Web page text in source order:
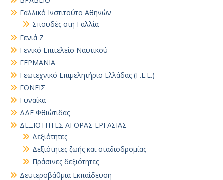
Γαλλικό Ινστιτούτο Αθηνών
Σπουδές στη Γαλλία
Γενιά Ζ
Γενικό Επιτελείο Ναυτικού
ΓΕΡΜΑΝΙΑ
Γεωτεχνικό Επιμελητήριο Ελλάδας (Γ.Ε.Ε.)
ΓΟΝΕΙΣ
Γυναίκα
ΔΔΕ Φθιώτιδας
ΔΕΞΙΟΤΗΤΕΣ ΑΓΟΡΑΣ ΕΡΓΑΣΙΑΣ
Δεξιότητες
Δεξιότητες ζωής και σταδιοδρομίας
Πράσινες δεξιότητες
Δευτεροβάθμια Εκπαίδευση